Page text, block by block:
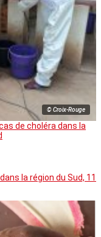
© Croix-Rouge
de choléra dans la
la région du Sud, 11